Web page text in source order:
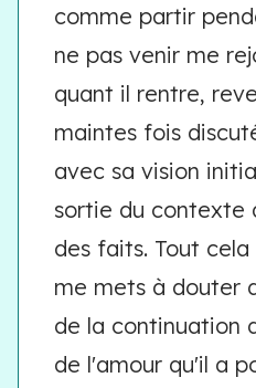
comme partir
ne pas venir me
quant il rentre,
maintes fois
avec sa vision
sortie du contexte
des faits. Tout
me mets à douter
de la continuation
de l'amour qu'il a